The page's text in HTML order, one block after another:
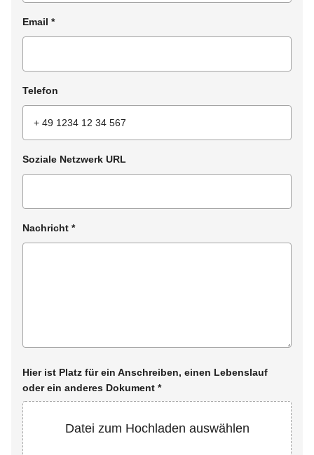
Email *
Telefon
Soziale Netzwerk URL
Nachricht *
Hier ist Platz für ein Anschreiben, einen Lebenslauf
oder ein anderes Dokument *
Datei zum Hochladen auswählen